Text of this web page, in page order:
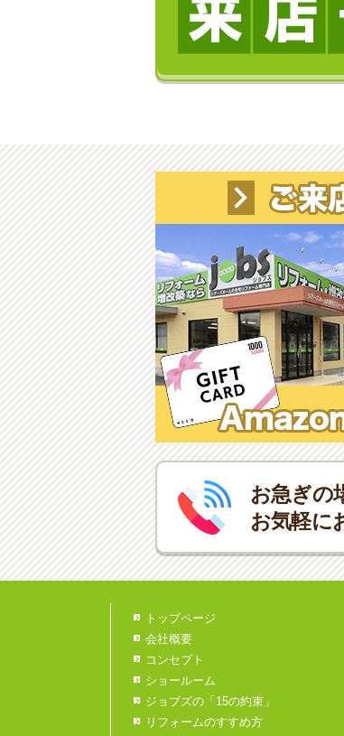
お急ぎの
お気軽に
トップページ
会社概要
コンセプト
ショールーム
ジョブズの「15の約束」
リフォームのすすめ方